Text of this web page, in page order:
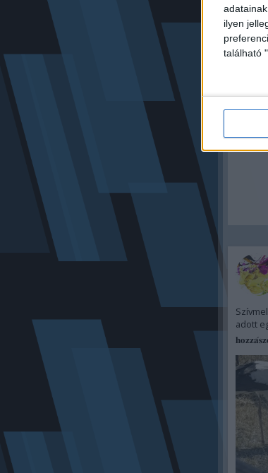
ilyen
található
MÉG
adott